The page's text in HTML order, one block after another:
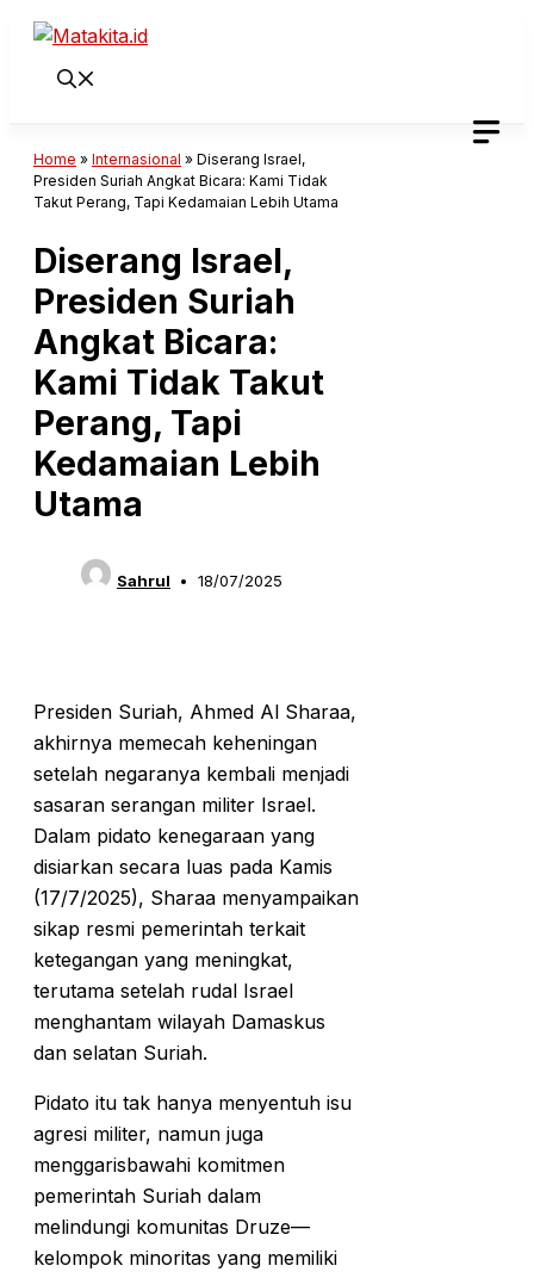
Langsung
Home » Internasional » Diserang Israel,
Presiden Suriah Angkat Bicara: Kami Tidak
Takut Perang, Tapi Kedamaian Lebih Utama
Diserang Israel,
Presiden Suriah
Angkat Bicara:
Kami Tidak Takut
Perang, Tapi
Kedamaian Lebih
Utama
Sahrul 18/07/2025
Presiden Suriah, Ahmed Al Sharaa,
akhirnya memecah keheningan
setelah negaranya kembali menjadi
sasaran serangan militer Israel.
Dalam pidato kenegaraan yang
disiarkan secara luas pada Kamis
(17/7/2025), Sharaa menyampaikan
sikap resmi pemerintah terkait
ketegangan yang meningkat,
terutama setelah rudal Israel
menghantam wilayah Damaskus
dan selatan Suriah.
Pidato itu tak hanya menyentuh isu
agresi militer, namun juga
menggarisbawahi komitmen
pemerintah Suriah dalam
melindungi komunitas Druze—
kelompok minoritas yang memiliki